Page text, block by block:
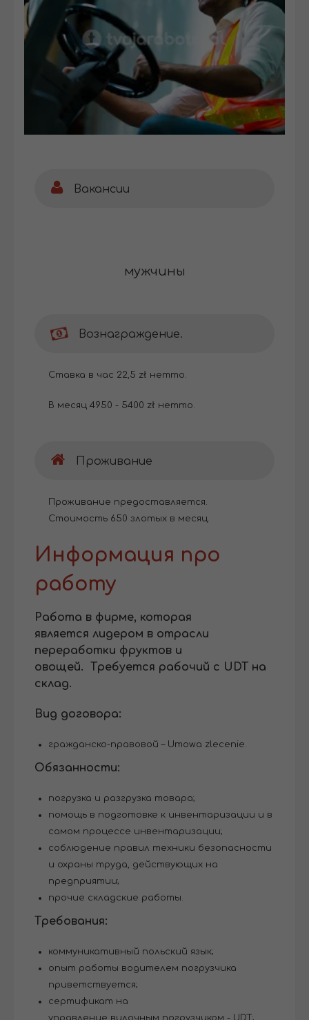
Вакансии
мужчины
Вознаграждение.
Ставка в час 22,5 zł нетто.
В месяц 4950 - 5400 zł нетто.
Проживание
Проживание предоставляется.
Стоимость 650 злотых в месяц.
Информация про
работу
Работа в фирме, которая
является лидером в отрасли
переработки фруктов и
овощей. Требуется рабочий с UDT на
склад.
Вид договора:
гражданско-правовой – Umowa zlecenie.
Обязанности:
погрузка и разгрузка товара;
помощь в подготовке к инвентаризации и в
самом процессе инвентаризации;
соблюдение правил техники безопасности
и охраны труда, действующих на
предприятии;
прочие складские работы.
Требования:
коммуникативный польский язык;
опыт работы водителем погрузчика
приветствуется;
сертификат на
управление вилочным погрузчиком - UDT;